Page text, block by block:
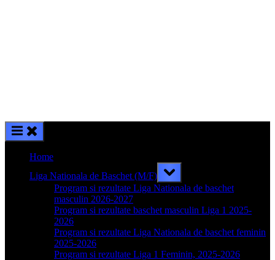
Home
Liga Nationala de Baschet (M/F)
Toggle
sub-
menu
Program si rezultate Liga Nationala de baschet
masculin 2026-2027
Program si rezultate baschet masculin Liga 1 2025-
2026
Program si rezultate Liga Nationala de baschet feminin
2025-2026
Program si rezultate Liga 1 Feminin, 2025-2026